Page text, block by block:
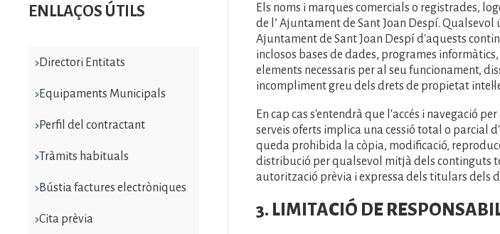
ENLLAÇOS ÚTILS
Directori Entitats
Equipaments Municipals
Perfil del contractant
Tràmits habituals
Bústia factures electròniques
Cita prèvia
Els noms i marques comercials o registrades,
de l’ Ajuntament de Sant Joan Despí.
Ajuntament de Sant Joan Despí d'aquests
inclosos bases de dades, programes
elements necessaris per al seu funcionament,
incompliment greu dels drets de propietat
En cap cas s'entendrà que l'accés i navegació
serveis oferts implica una cessió total o parcial
queda prohibida la còpia, modificació,
distribució per qualsevol mitjà dels continguts
autorització prèvia i expressa dels titulars dels
3. LIMITACIÓ DE